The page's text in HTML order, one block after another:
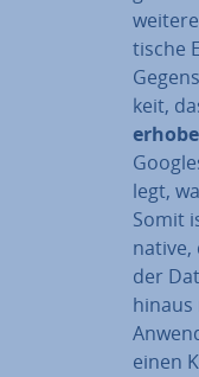
ti­sche
keit,
legt,
Somit
na­ti­ve,
der
einen